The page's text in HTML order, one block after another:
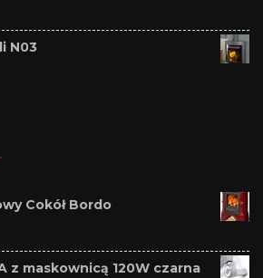
N03
Cokół Bordo
z maskownicą 120W czarna